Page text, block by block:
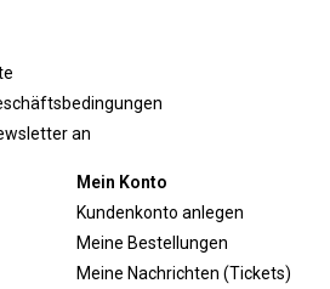
an
Mein Konto
Kundenkonto anlegen
Meine Bestellungen
Meine Nachrichten (Tickets)